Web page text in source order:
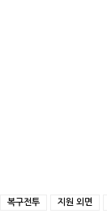
복구전투 지원 외면